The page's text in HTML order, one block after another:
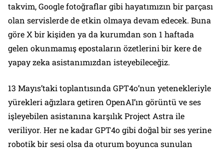
takvim, Google fotoğraflar gibi hayatımızın bir parçası
olan servislerde de etkin olmaya devam edecek. Buna
göre X bir kişiden ya da kurumdan son 1 haftada
gelen okunmamış epostaların özetlerini bir kere de
yapay zeka asistanımızdan isteyebileceğiz.
13 Mayıs’taki toplantısında GPT4o’nun yetenekleriyle
yürekleri ağızlara getiren OpenAI’ın görüntü ve ses
işleyebilen asistanına karşılık Project Astra ile
veriliyor. Her ne kadar GPT4o gibi doğal bir ses yerine
robotik bir sesi olsa da oturum boyunca sunulan